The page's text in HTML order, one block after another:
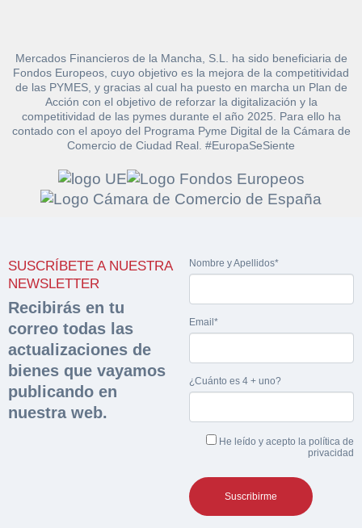
Mercados Financieros de la Mancha, S.L. ha sido beneficiaria de
Fondos Europeos, cuyo objetivo es la mejora de la competitividad
de las PYMES, y gracias al cual ha puesto en marcha un Plan de
Acción con el objetivo de reforzar la digitalización y la
competitividad de las pymes durante el año 2025. Para ello ha
contado con el apoyo del Programa Pyme Digital de la Cámara de
Comercio de Ciudad Real. #EuropaSeSiente
SUSCRÍBETE A NUESTRA
NEWSLETTER
Recibirás en tu
correo todas las
actualizaciones de
bienes que vayamos
publicando en
nuestra web.
Nombre y Apellidos*
Email*
¿Cuánto es 4 + uno?
He leído y acepto la política de
privacidad
documentación
sobre la peritación
Rellene este formulario y recibirá en su email el
enlace para descargar la documentación
Nombre y Apellidos*
Hacer Oferta
Razón social* CIF/DNI Ofertante*
Teléfono* Email*
Nombre y Apellidos*
Sobre Merfinsa
Venta de bienes muebles
Vehículos